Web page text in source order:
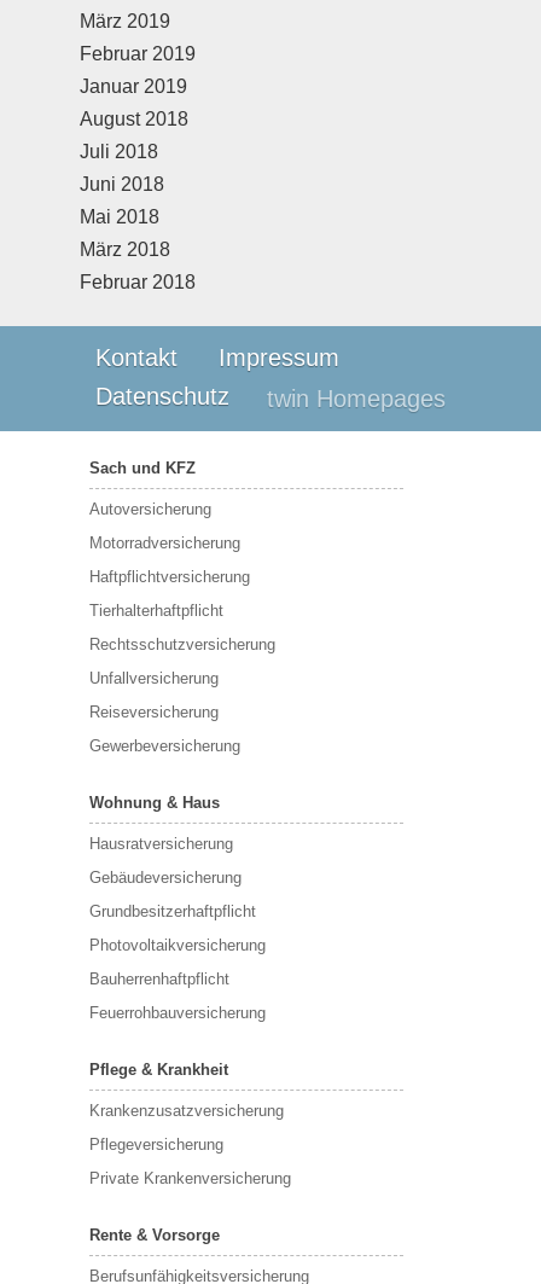
März 2019
Februar 2019
Januar 2019
August 2018
Juli 2018
Juni 2018
Mai 2018
März 2018
Februar 2018
Kontakt
Impressum
Datenschutz
twin Homepages
Sach und KFZ
Autoversicherung
Motorradversicherung
Haftpflichtversicherung
Tierhalterhaftpflicht
Rechtsschutzversicherung
Unfallversicherung
Reiseversicherung
Gewerbeversicherung
Wohnung & Haus
Hausratversicherung
Gebäudeversicherung
Grundbesitzerhaftpflicht
Photovoltaikversicherung
Bauherrenhaftpflicht
Feuerrohbauversicherung
Pflege & Krankheit
Krankenzusatzversicherung
Pflegeversicherung
Private Krankenversicherung
Rente & Vorsorge
Berufs­unfähigkeitsversicherung